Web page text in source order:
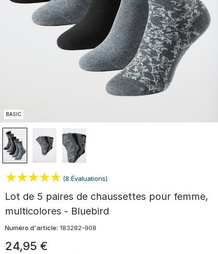
BASIC
(8 Évaluations)
Lot de 5 paires de chaussettes pour femme,
multicolores - Bluebird
Numéro d'article: 183282-908
24,95 €